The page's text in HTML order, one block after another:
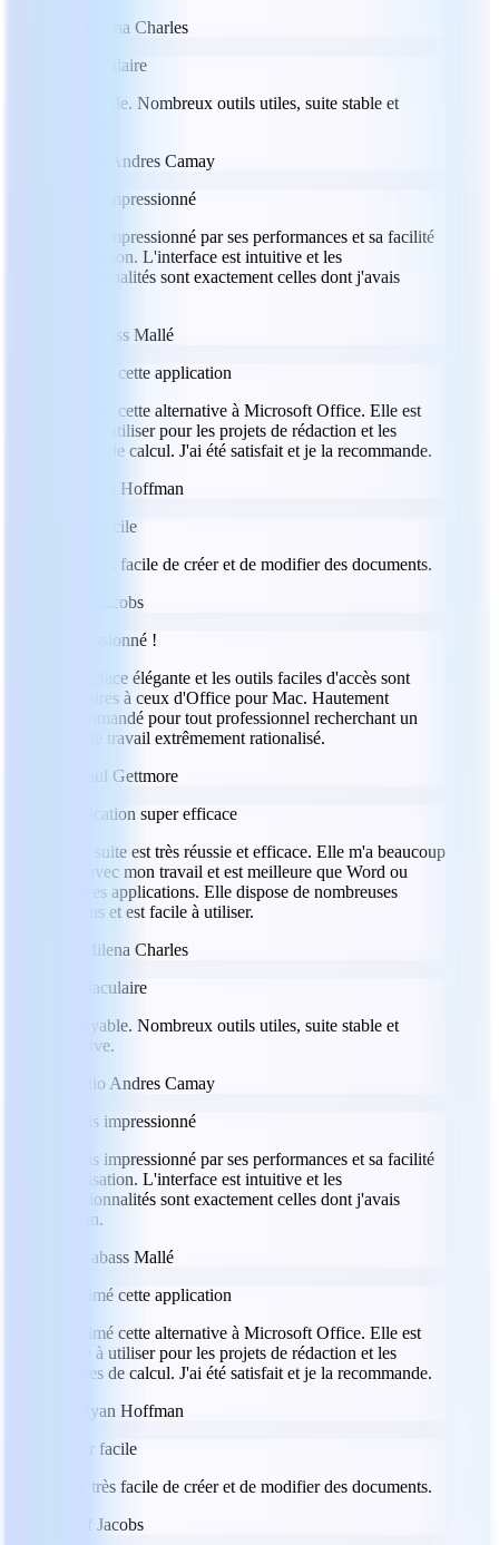
Milena Charles
Spectaculaire
Incroyable. Nombreux outils utiles, suite stable et
Julio Andres Camay
Je suis impressionné
Je suis impressionné par ses performances et sa facilité
d'utilisation. L'interface est intuitive et les
fonctionnalités sont exactement celles dont j'avais
Labass Mallé
J'ai aimé cette application
J'ai aimé cette alternative à Microsoft Office. Elle est
facile à utiliser pour les projets de rédaction et les
feuilles de calcul. J'ai été satisfait et je la recommande.
Ryan Hoffman
Super facile
Il est très facile de créer et de modifier des documents.
Jeff Jacobs
Impressionné !
L'interface élégante et les outils faciles d'accès sont
similaires à ceux d'Office pour Mac. Hautement
recommandé pour tout professionnel recherchant un
flux de travail extrêmement rationalisé.
Paul Gettmore
Application super efficace
Cette suite est très réussie et efficace. Elle m'a beaucoup
aidé avec mon travail et est meilleure que Word ou
d'autres applications. Elle dispose de nombreuses
options et est facile à utiliser.
Milena Charles
Spectaculaire
Incroyable. Nombreux outils utiles, suite stable et
intuitive.
Julio Andres Camay
Je suis impressionné
Je suis impressionné par ses performances et sa facilité
d'utilisation. L'interface est intuitive et les
fonctionnalités sont exactement celles dont j'avais
besoin.
Labass Mallé
J'ai aimé cette application
J'ai aimé cette alternative à Microsoft Office. Elle est
facile à utiliser pour les projets de rédaction et les
feuilles de calcul. J'ai été satisfait et je la recommande.
Ryan Hoffman
Super facile
Il est très facile de créer et de modifier des documents.
Jeff Jacobs